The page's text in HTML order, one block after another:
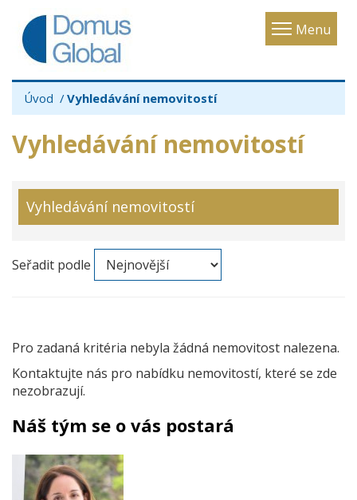
Menu
Toggle
Úvod Vyhledávání nemovitostí
Vyhledávání nemovitostí
Vyhledávání nemovitostí
Seřadit podle
Pro zadaná kritéria nebyla žádná nemovitost nalezena.
Kontaktujte nás pro nabídku nemovitostí, které se zde
nezobrazují.
Náš tým se o vás postará